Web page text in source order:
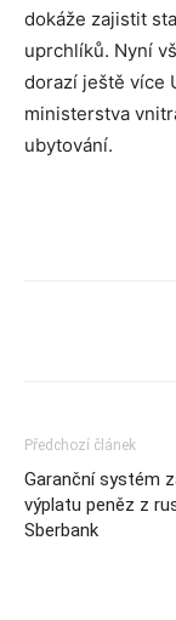
dokáže zajistit
uprchlíků. Nyní
dorazí ještě více
ministerstva
ubytování.
Předchozí článek
Garanční systém
výplatu peněz z
Sberbank